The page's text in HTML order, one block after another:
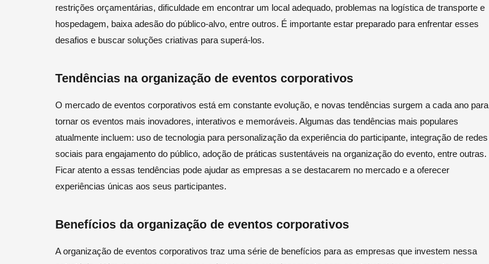
restrições orçamentárias, dificuldade em encontrar um local adequado, problemas na logística de transporte e
hospedagem, baixa adesão do público-alvo, entre outros. É importante estar preparado para enfrentar esses
desafios e buscar soluções criativas para superá-los.
Tendências na organização de eventos corporativos
O mercado de eventos corporativos está em constante evolução, e novas tendências surgem a cada ano para
tornar os eventos mais inovadores, interativos e memoráveis. Algumas das tendências mais populares
atualmente incluem: uso de tecnologia para personalização da experiência do participante, integração de redes
sociais para engajamento do público, adoção de práticas sustentáveis na organização do evento, entre outras.
Ficar atento a essas tendências pode ajudar as empresas a se destacarem no mercado e a oferecer
experiências únicas aos seus participantes.
Benefícios da organização de eventos corporativos
A organização de eventos corporativos traz uma série de benefícios para as empresas que investem nessa